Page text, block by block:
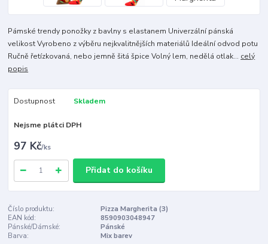
Pámské trendy ponožky z bavlny s elastanem Univerzální pánská
velikost Vyrobeno z výběru nejkvalitnějších materiálů Ideální odvod potu
Ručně řetízkovaná, nebo jemně šitá špice Volný lem, nedělá otlak... celý
popis
Dostupnost Skladem
Nejsme plátci DPH
97 Kč/ks
Přidat do košíku
Číslo produktu:
Pizza Margherita (3)
EAN kód:
8590903048947
Pánské/Dámské:
Pánské
Barva:
Mix barev